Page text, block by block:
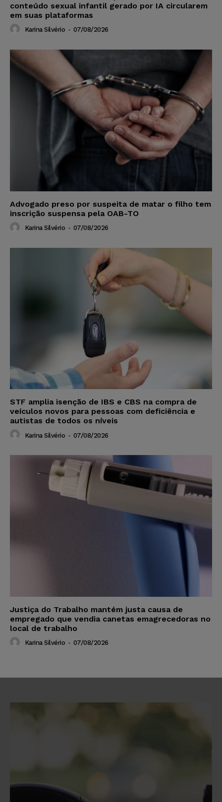
conteúdo sexual infantil gerado por IA circularem
em suas plataformas
Karina Silvério - 07/08/2026
Advogado preso por suspeita de matar o filho tem
inscrição suspensa pela OAB-TO
Karina Silvério - 07/08/2026
STF amplia isenção de IBS e CBS na compra de
veículos novos para pessoas com deficiência e
autistas de todos os níveis
Karina Silvério - 07/08/2026
Justiça do Trabalho mantém justa causa de
empregado que vendia canetas emagrecedoras no
local de trabalho
Karina Silvério - 07/08/2026